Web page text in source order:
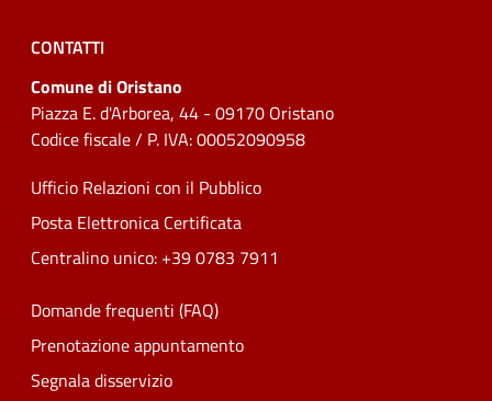
CONTATTI
Comune di Oristano
Piazza E. d'Arborea, 44 - 09170 Oristano
Codice fiscale / P. IVA: 00052090958
Ufficio Relazioni con il Pubblico
Posta Elettronica Certificata
Centralino unico: +39 0783 7911
Domande frequenti (FAQ)
Prenotazione appuntamento
Segnala disservizio